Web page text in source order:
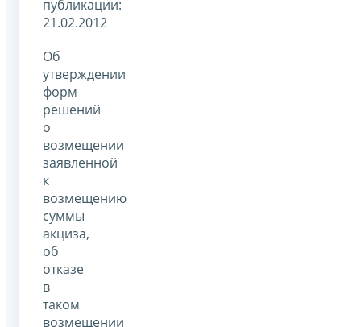
публикации:
21.02.2012
Об
утверждении
форм
решений
о
возмещении
заявленной
к
возмещению
суммы
акциза,
об
отказе
в
таком
возмещении